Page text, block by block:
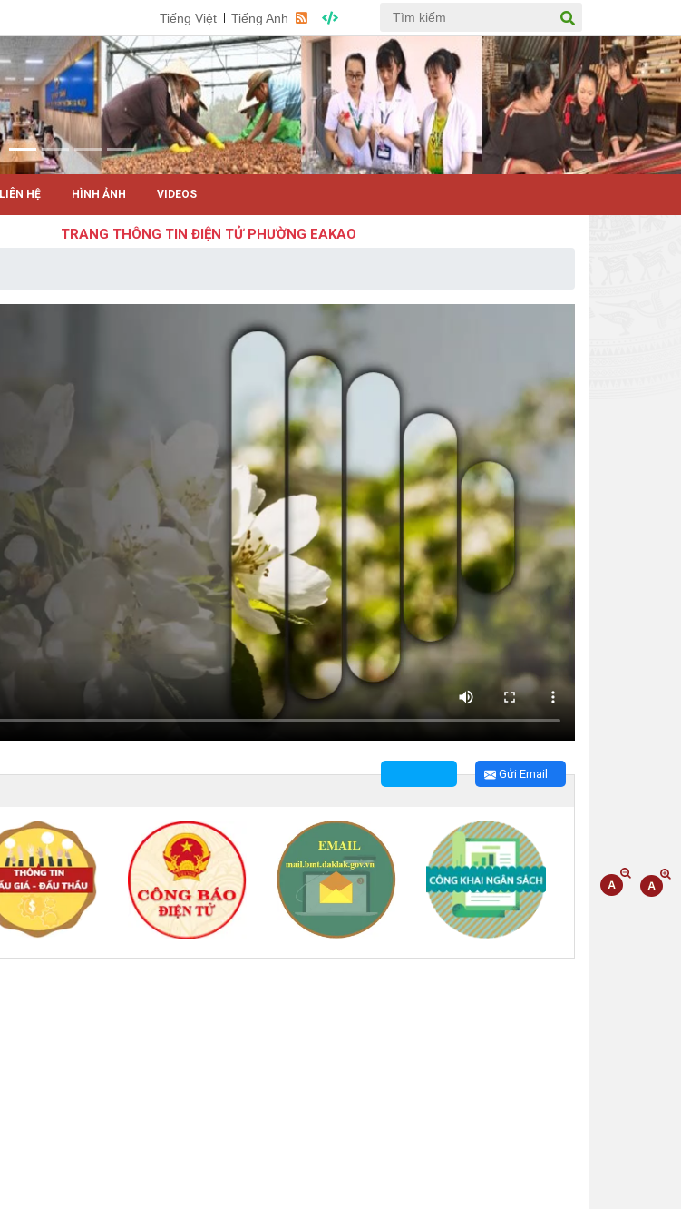
Tiếng Việt Tiếng Anh
LIÊN HỆ HÌNH ẢNH VIDEOS
TRANG THÔNG TIN ĐIỆN TỬ PHƯỜNG EAKAO
Gửi Email